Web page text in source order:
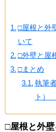
□屋根と外
いて
□外壁と屋
□まとめ
執筆
ト）
□屋根と外